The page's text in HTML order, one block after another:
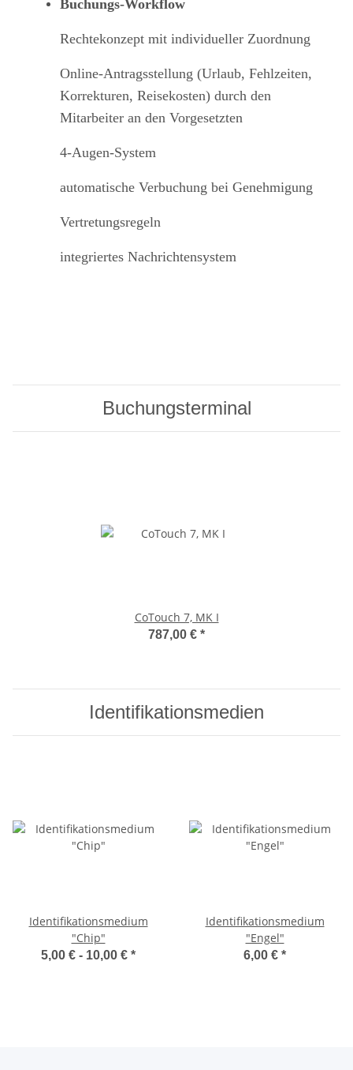
Buchungs-Workflow
Rechtekonzept mit individueller Zuordnung
Online-Antragsstellung (Urlaub, Fehlzeiten,
Korrekturen, Reisekosten) durch den
Mitarbeiter an den Vorgesetzten
4-Augen-System
automatische Verbuchung bei Genehmigung
Vertretungsregeln
integriertes Nachrichtensystem
Buchungsterminal
CoTouch 7, MK I
787,00 € *
Identifikationsmedien
Identifikationsmedium
"Chip"
5,00 € - 10,00 € *
Identifikationsmedium
"Engel"
6,00 € *